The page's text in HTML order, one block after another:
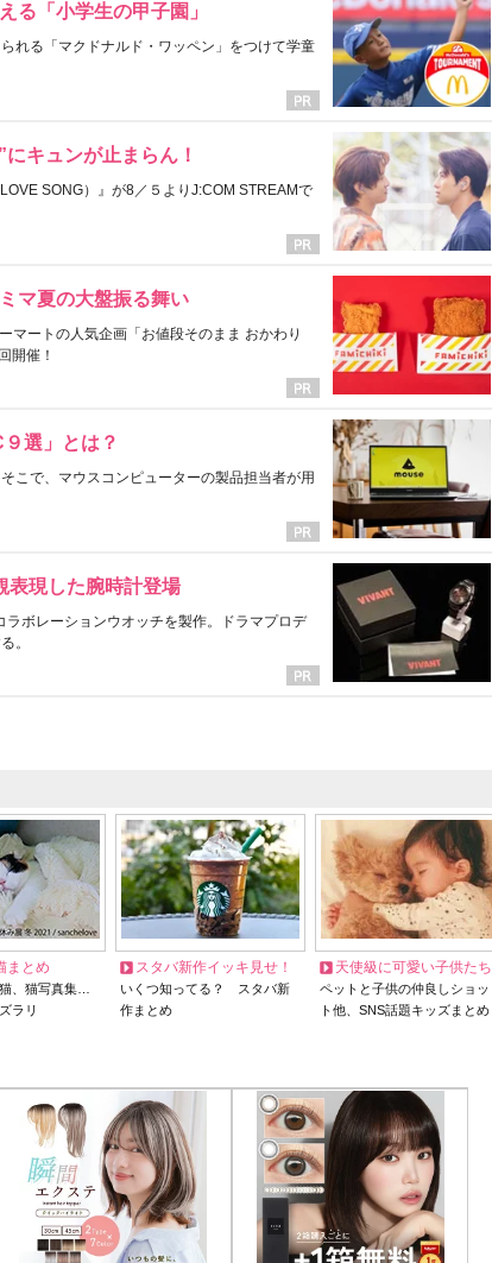
る「小学生の甲子園」
れる「マクドナルド・ワッペン」をつけて学童
キュンが止まらん！
SONG）』が8／５よりJ:COM STREAMで
マ夏の大盤振る舞い
マートの人気企画「お値段そのまま おかわり
開催！
選」とは？
こで、マウスコンピューターの製品担当者が用
表現した腕時計登場
ボレーションウオッチを製作。ドラマプロデ
。
まとめ
、猫写真集…
ラリ
スタバ新作イッキ見せ！
いくつ知ってる？ スタバ新
作まとめ
天使級に可愛い子供たち
ペットと子供の仲良しショッ
ト他、SNS話題キッズまとめ